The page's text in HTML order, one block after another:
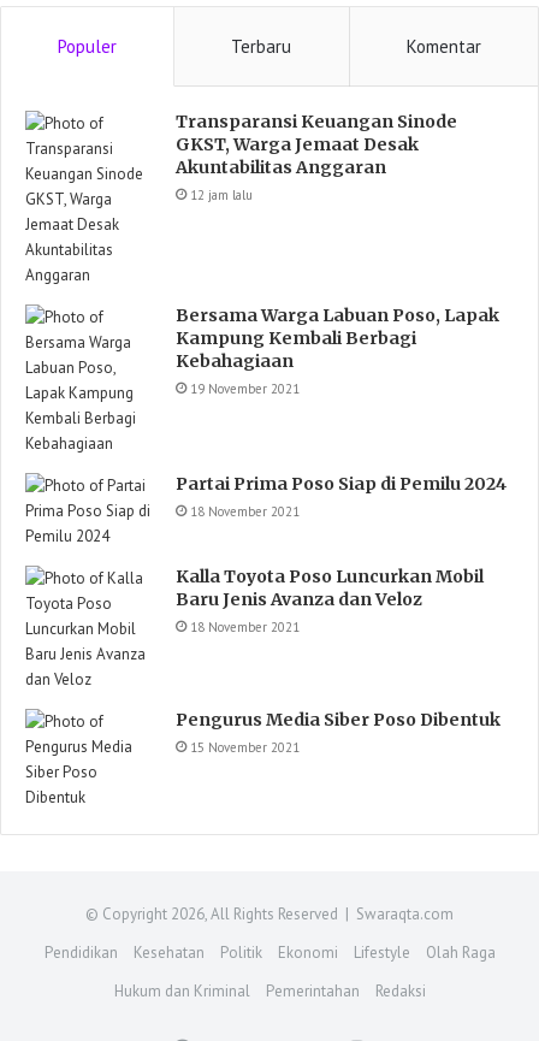
Populer Terbaru Komentar
Transparansi Keuangan Sinode
GKST, Warga Jemaat Desak
Akuntabilitas Anggaran
12 jam lalu
Bersama Warga Labuan Poso, Lapak
Kampung Kembali Berbagi
Kebahagiaan
19 November 2021
Partai Prima Poso Siap di Pemilu 2024
18 November 2021
Kalla Toyota Poso Luncurkan Mobil
Baru Jenis Avanza dan Veloz
18 November 2021
Pengurus Media Siber Poso Dibentuk
15 November 2021
© Copyright 2026, All Rights Reserved | Swaraqta.com
Pendidikan
Kesehatan Politik Ekonomi Lifestyle
Olah Raga
Hukum dan Kriminal
Pemerintahan Redaksi